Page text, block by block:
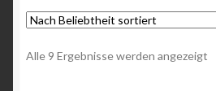
Bücher
Schmuck
Alle 9 Ergebnisse werden angezeigt